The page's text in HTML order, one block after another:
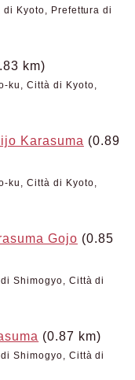
Kyoto, Prefettura di
km)
ku, Città di Kyoto,
Karasuma (0.89
ku, Città di Kyoto,
Gojo (0.85
Shimogyo, Città di
(0.87 km)
Shimogyo, Città di